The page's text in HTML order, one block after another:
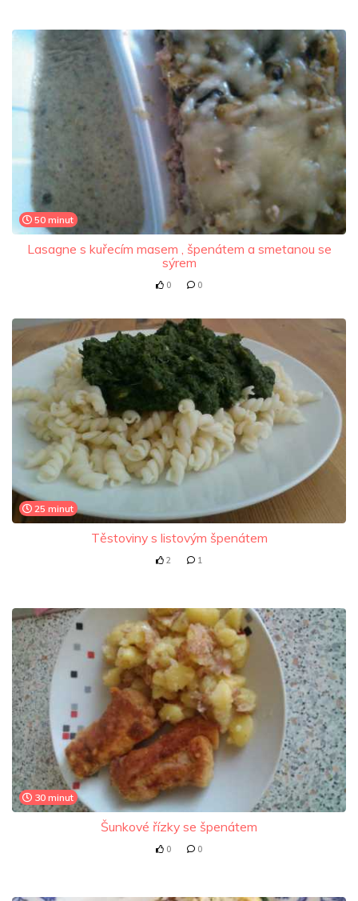
50 minut
Lasagne s kuřecím masem , špenátem a smetanou se
sýrem
0 0
25 minut
Těstoviny s listovým špenátem
2 1
30 minut
Šunkové řízky se špenátem
0 0